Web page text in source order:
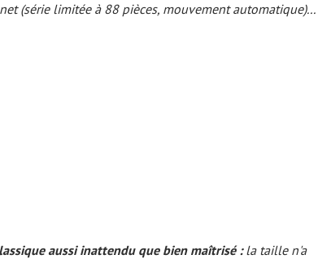
(série limitée à 88 pièces, mouvement automatique)...
aussi inattendu que bien maîtrisé :la taille n'a